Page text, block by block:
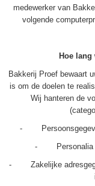
medewerker van
volgende
Hoe lang
Bakkerij Proef bewaart
is om de doelen te
Wij hanteren de
-
- Personalia -
- Zakelijke